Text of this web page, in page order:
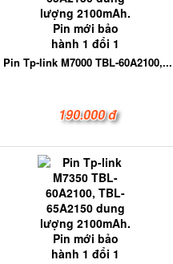
Pin Tp-link M7000 TBL-60A2100,...
190.000 đ